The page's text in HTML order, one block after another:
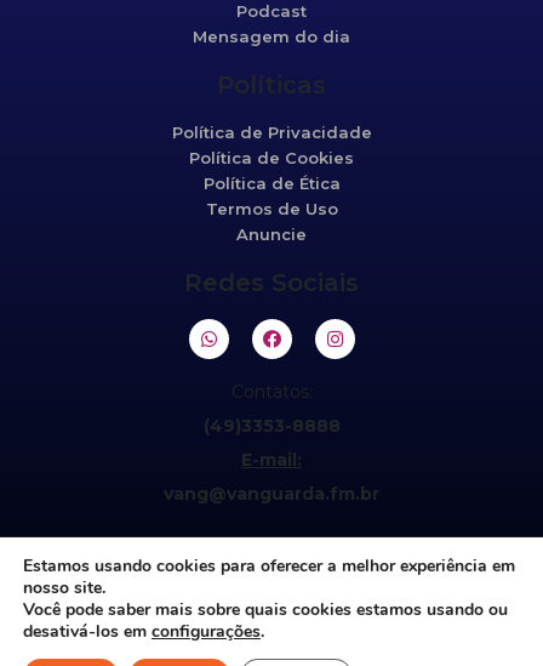
Podcast
Mensagem do dia
Políticas
Política de Privacidade
Política de Cookies
Política de Ética
Termos de Uso
Anuncie
Redes Sociais
Contatos:
(49)3353-8888
E-mail:
vang@vanguarda.fm.br
Estamos usando cookies para oferecer a melhor experiência em
nosso site.
Você pode saber mais sobre quais cookies estamos usando ou
desativá-los em configurações.